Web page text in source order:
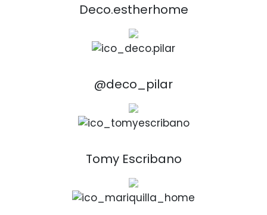
Deco.estherhome
@deco_pilar
Tomy Escribano